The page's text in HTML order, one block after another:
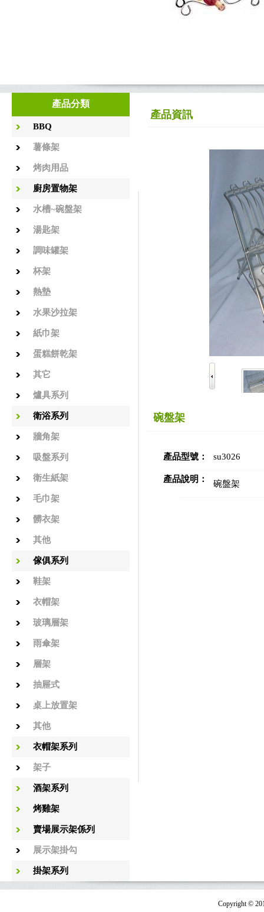
產品分類
BBQ
薯條架
烤肉用品
廚房置物架
水槽~碗盤架
湯匙架
調味罐架
杯架
熱墊
水果沙拉架
紙巾架
蛋糕餅乾架
其它
爐具系列
衛浴系列
牆角架
吸盤系列
衛生紙架
毛巾架
髒衣架
其他
傢俱系列
鞋架
衣帽架
玻璃層架
雨傘架
層架
抽屜式
桌上放置架
其他
衣帽架系列
架子
酒架系列
烤雞架
賣場展示架係列
展示架掛勾
掛架系列
產品資訊
碗盤架
產品型號： su3026
產品說明： 碗盤架
Copyright ©